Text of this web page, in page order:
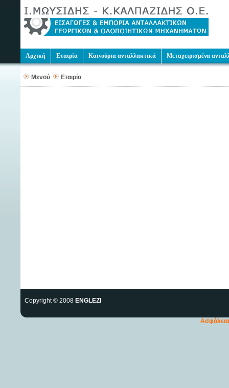
Αρχική Εταιρία Καινούρια ανταλλακτικά Μεταχειρισμένα
Μενού Εταιρία
Copyright © 2008 ENGLEZI